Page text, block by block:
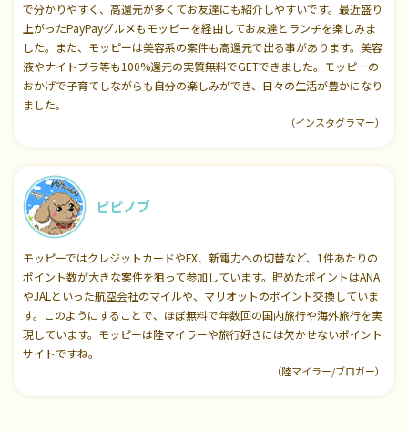
で分かりやすく、高還元が多くてお友達にも紹介しやすいです。最近盛り
上がったPayPayグルメもモッピーを経由してお友達とランチを楽しみま
した。また、モッピーは美容系の案件も高還元で出る事があります。美容
液やナイトブラ等も100%還元の実質無料でGETできました。モッピーの
おかげで子育てしながらも自分の楽しみができ、日々の生活が豊かになり
ました。
（インスタグラマー）
ピピノブ
モッピーではクレジットカードやFX、新電力への切替など、1件あたりの
ポイント数が大きな案件を狙って参加しています。貯めたポイントはANA
やJALといった航空会社のマイルや、マリオットのポイント交換していま
す。このようにすることで、ほぼ無料で年数回の国内旅行や海外旅行を実
現しています。モッピーは陸マイラーや旅行好きには欠かせないポイント
サイトですね。
（陸マイラー/ブロガー）